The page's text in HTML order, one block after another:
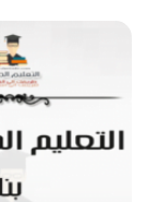
الأول